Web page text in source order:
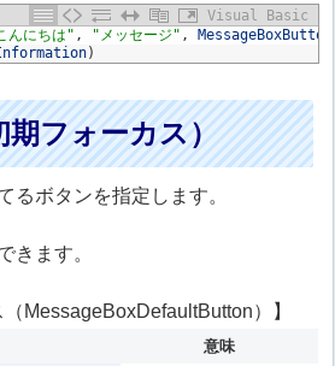
Visual Basic
んにちは" , "メッセージ" ,
)
期フォーカス）
るボタンを指定します。
きます。
（MessageBoxDefaultButton）】
意味